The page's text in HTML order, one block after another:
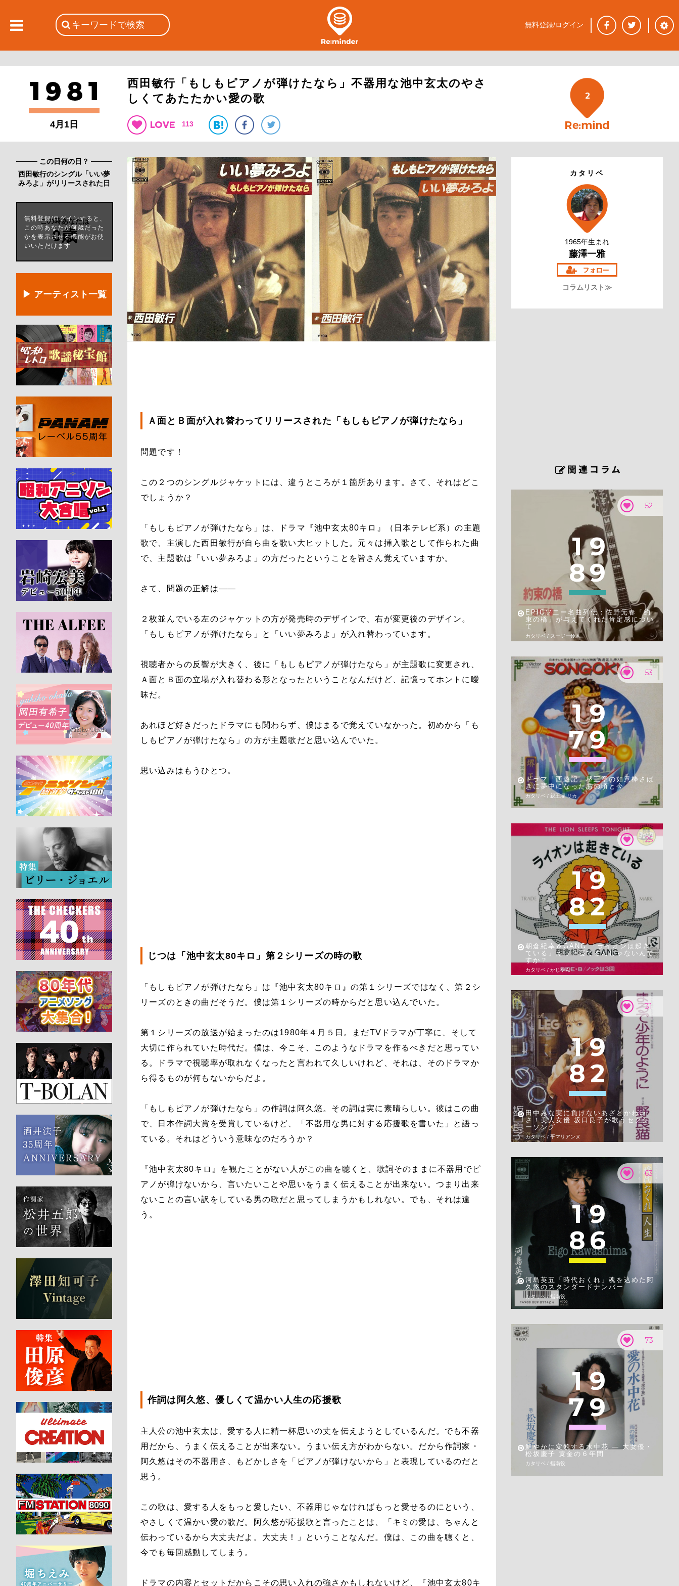
4月1日
西田敏行「もしもピアノが弾けたなら」不器用な池中玄太のやさ
しくてあたたかい愛の歌
113
2
この日何の日？
西田敏行のシングル「いい夢
みろよ」がリリースされた日
この時あなたは
0歳
無料登録/ログインすると、
この時あなたが何歳だった
かを表示させる機能がお使
いいただけます
▶ アーティスト一覧
Ａ面とＢ面が入れ替わってリリースされた「もしもピアノが弾けたなら」
問題です！
この２つのシングルジャケットには、違うところが１箇所あります。さて、それはどこ
でしょうか？
「もしもピアノが弾けたなら」は、ドラマ『池中玄太80キロ』（日本テレビ系）の主題
歌で、主演した西田敏行が自ら曲を歌い大ヒットした。元々は挿入歌として作られた曲
で、主題歌は「いい夢みろよ」の方だったということを皆さん覚えていますか。
さて、問題の正解は――
２枚並んでいる左のジャケットの方が発売時のデザインで、右が変更後のデザイン。
「もしもピアノが弾けたなら」と「いい夢みろよ」が入れ替わっています。
視聴者からの反響が大きく、後に「もしもピアノが弾けたなら」が主題歌に変更され、
Ａ面とＢ面の立場が入れ替わる形となったということなんだけど、記憶ってホントに曖
昧だ。
あれほど好きだったドラマにも関わらず、僕はまるで覚えていなかった。初めから「も
しもピアノが弾けたなら」の方が主題歌だと思い込んでいた。
思い込みはもうひとつ。
じつは「池中玄太80キロ」第２シリーズの時の歌
「もしもピアノが弾けたなら」は『池中玄太80キロ』の第１シリーズではなく、第２シ
リーズのときの曲だそうだ。僕は第１シリーズの時からだと思い込んでいた。
第１シリーズの放送が始まったのは1980年４月５日。まだTVドラマが丁寧に、そして
大切に作られていた時代だ。僕は、今こそ、このようなドラマを作るべきだと思ってい
る。ドラマで視聴率が取れなくなったと言われて久しいけれど、それは、そのドラマか
ら得るものが何もないからだよ。
「もしもピアノが弾けたなら」の作詞は阿久悠。その詞は実に素晴らしい。彼はこの曲
で、日本作詞大賞を受賞しているけど、「不器用な男に対する応援歌を書いた」と語っ
ている。それはどういう意味なのだろうか？
『池中玄太80キロ』を観たことがない人がこの曲を聴くと、歌詞そのままに不器用でピ
アノが弾けないから、言いたいことや思いをうまく伝えることが出来ない。つまり出来
ないことの言い訳をしている男の歌だと思ってしまうかもしれない。でも、それは違
う。
作詞は阿久悠、優しくて温かい人生の応援歌
主人公の池中玄太は、愛する人に精一杯思いの丈を伝えようとしているんだ。でも不器
用だから、うまく伝えることが出来ない。うまい伝え方がわからない。だから作詞家・
阿久悠はその不器用さ、もどかしさを「ピアノが弾けないから」と表現しているのだと
思う。
この歌は、愛する人をもっと愛したい、不器用じゃなければもっと愛せるのにという、
やさしくて温かい愛の歌だ。阿久悠が応援歌と言ったことは、「キミの愛は、ちゃんと
伝わっているから大丈夫だよ。大丈夫！」ということなんだ。僕は、この曲を聴くと、
今でも毎回感動してしまう。
ドラマの内容とセットだからこその思い入れの強さかもしれないけど、『池中玄太80キ
カタリベ
1965年生まれ
藤澤一雅
コラムリスト≫
52
1 9
89
EPICソニー名曲列伝：佐野元春「約
束の橋」が与えてくれた肯定感につい
て
カタリベ / スージー鈴木
53
1 9
79
ドラマ「西遊記」堺正章の如意棒さば
きに夢中になったあの頃と今
カタリベ / 親王塚 リカ
25
1 9
82
朝倉紀幸＆GANG 「ライオンは起き
ている」えっ？寝てるんじゃないんで
すか？
カタリベ / かじやん
31
1 9
82
田中みな実に負けないあざとかわい
さ！美人女優 坂口良子が歌うセクシ
ーソング
カタリベ / 平マリアンヌ
63
1 9
86
河島英五「時代おくれ」魂を込めた阿
久悠のスタンダードナンバー
カタリベ / 指南役
73
1 9
7 9
鮮やかに変貌する水中花 — 大女優・
松坂慶子 黄金の６年間
カタリベ / 指南役
無料登録/ログイン